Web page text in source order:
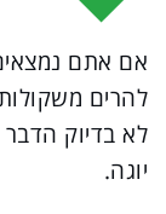
אם אתם
להרים
לא בדיוק
יוגה.